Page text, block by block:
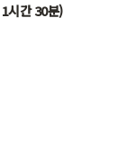
시간 30분)